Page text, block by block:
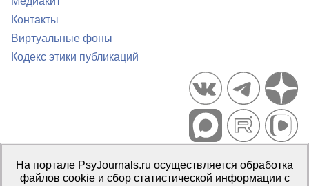
Контакты
Виртуальные фоны
Кодекс этики публикаций
Портал психологических изданий PsyJournals.ru, 2007–2026
Правила использования материалов
На портале PsyJournals.ru осуществляется обработка
файлов cookie и сбор статистической информации с